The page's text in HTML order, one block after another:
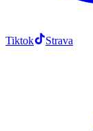
Tiktok Strava